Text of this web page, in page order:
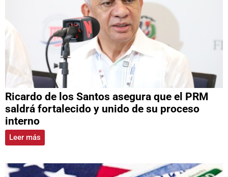
Ricardo de los Santos asegura que el PRM
saldrá fortalecido y unido de su proceso
interno
Leer más